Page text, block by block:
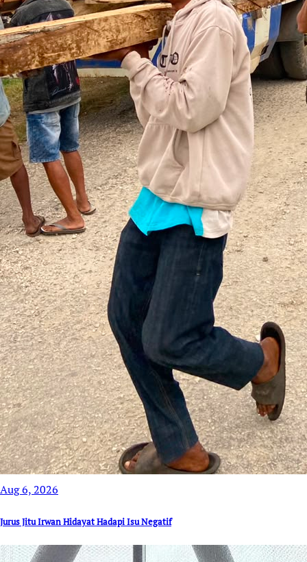
Aug 6, 2026
Jurus Jitu Irwan Hidayat Hadapi Isu Negatif